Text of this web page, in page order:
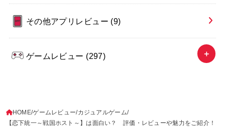
その他アプリレビュー (9)
ゲームレビュー (297)
HOME ゲームレビュー カジュアルゲーム
【恋下統一～戦国ホスト～】は面白い？ 評価・レビューや魅力をご紹介！